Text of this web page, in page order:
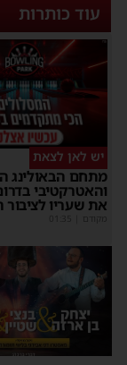
עוד כותרות
יש לאן לצאת
מתחם הבאולינג
והאטרקטיבי
את שעריו לציבור
מקודם